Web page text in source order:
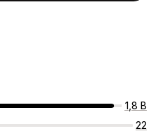
1,8 B
22